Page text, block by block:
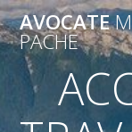
AVOCATE
PACHE